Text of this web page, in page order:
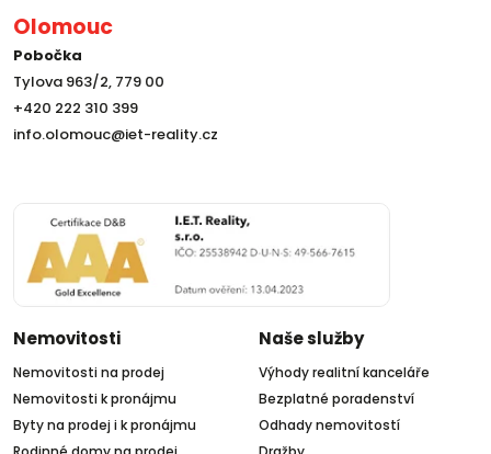
Olomouc
Pobočka
Tylova 963/2, 779 00
+420 222 310 399
info.olomouc@iet-reality.cz
Nemovitosti
Nemovitosti na prodej
Nemovitosti k pronájmu
Byty na prodej i k pronájmu
Naše služby
Výhody realitní kanceláře
Bezplatné poradenství
Odhady nemovitostí